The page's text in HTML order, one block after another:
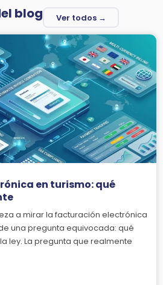
blog Ver todos →
en turismo: qué
a mirar la facturación electrónica
una pregunta equivocada: qué
ley. La pregunta que realmente